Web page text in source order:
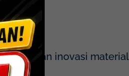
inovasi material